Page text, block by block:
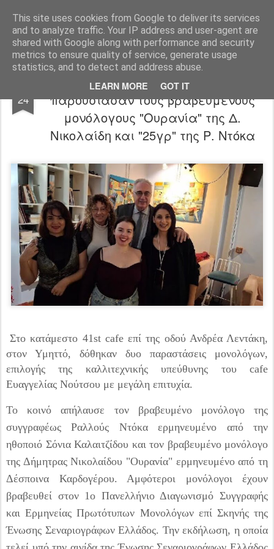
This site uses cookies from Google to deliver its services
and to analyze traffic. Your IP address and user-agent are
shared with Google along with performance and security
metrics to ensure quality of service, generate usage
statistics, and to detect and address abuse.
LEARN MORE GOT IT
"Ερασιτέχνες Άνθρωποι"
Blog Info DreamCity Φιλικά Sites
24
Το 41st cafe και η Ε. Νούτσου
παρουσίασαν τους βραβευμένους
μονόλογους "Ουρανία" της Δ.
Νικολαίδη και "25γρ" της Ρ. Ντόκα
Στο κατάμεστο 41st cafe επί της οδού Ανδρέα Λεντάκη,
στον Υμηττό, δόθηκαν δυο παραστάσεις μονολόγων,
επιλογής της καλλιτεχνικής υπεύθυνης του cafe
Ευαγγελίας Νούτσου με μεγάλη επιτυχία.
Το κοινό απήλαυσε τον βραβευμένο μονόλογο της
συγγραφέως Ραλλούς Ντόκα ερμηνευμένο από την
ηθοποιό Σόνια Καλαιτζίδου και τον βραβευμένο μονόλογο
της Δήμητρας Νικολαίδου "Ουρανία" ερμηνευμένο από τη
Δέσποινα Καρδογέρου. Αμφότεροι μονόλογοι έχουν
βραβευθεί στον 1ο Πανελλήνιο Διαγωνισμό Συγγραφής
και Ερμηνείας Πρωτότυπων Μονολόγων επί Σκηνής της
Ένωσης Σεναριογράφων Ελλάδος. Την εκδήλωση, η οποία